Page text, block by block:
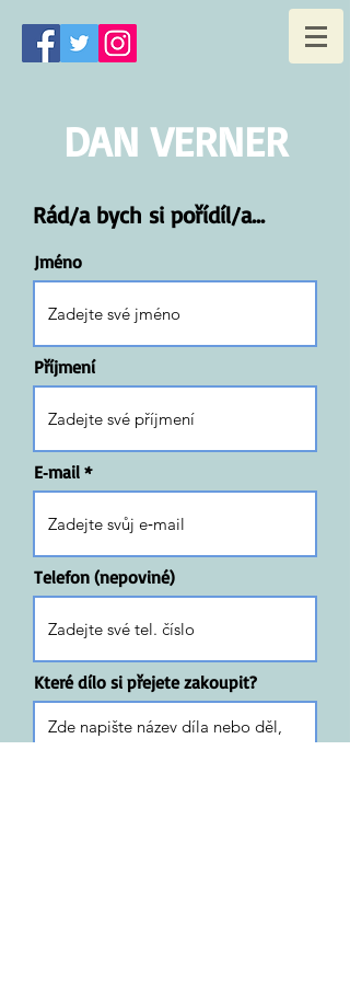
DAN VERNER
Rád/a bych si pořídíl/a...
Jméno
Příjmení
E‑mail
Telefon (nepoviné)
Které dílo si přejete zakoupit?